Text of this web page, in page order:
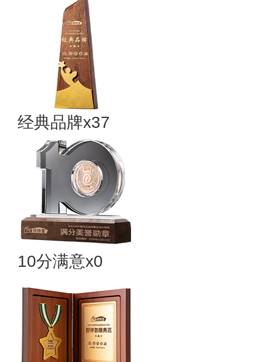
经典品牌x37
10分满意x0